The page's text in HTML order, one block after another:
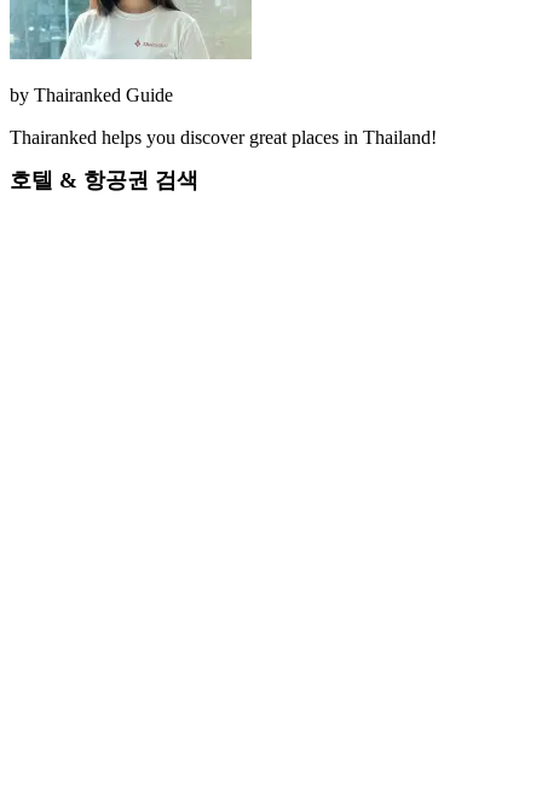
by Thairanked Guide
Thairanked helps you discover great places in Thailand!
호텔 & 항공권 검색